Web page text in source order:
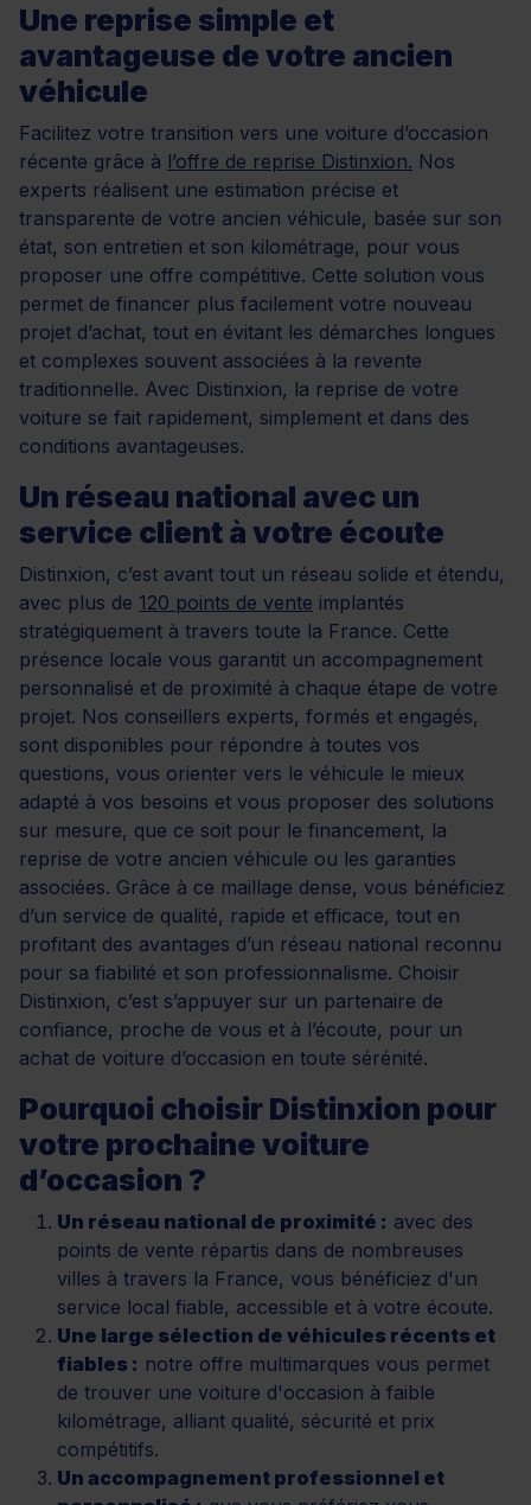
Une reprise simple et
avantageuse de votre ancien
véhicule
Facilitez votre transition vers une voiture d’occasion
récente grâce à l’offre de reprise Distinxion. Nos
experts réalisent une estimation précise et
transparente de votre ancien véhicule, basée sur son
état, son entretien et son kilométrage, pour vous
proposer une offre compétitive. Cette solution vous
permet de financer plus facilement votre nouveau
projet d’achat, tout en évitant les démarches longues
et complexes souvent associées à la revente
traditionnelle. Avec Distinxion, la reprise de votre
voiture se fait rapidement, simplement et dans des
conditions avantageuses.
Un réseau national avec un
service client à votre écoute
Distinxion, c’est avant tout un réseau solide et étendu,
avec plus de 120 points de vente implantés
stratégiquement à travers toute la France. Cette
présence locale vous garantit un accompagnement
personnalisé et de proximité à chaque étape de votre
projet. Nos conseillers experts, formés et engagés,
sont disponibles pour répondre à toutes vos
questions, vous orienter vers le véhicule le mieux
adapté à vos besoins et vous proposer des solutions
sur mesure, que ce soit pour le financement, la
reprise de votre ancien véhicule ou les garanties
associées. Grâce à ce maillage dense, vous bénéficiez
d’un service de qualité, rapide et efficace, tout en
profitant des avantages d’un réseau national reconnu
pour sa fiabilité et son professionnalisme. Choisir
Distinxion, c’est s’appuyer sur un partenaire de
confiance, proche de vous et à l’écoute, pour un
achat de voiture d’occasion en toute sérénité.
Pourquoi choisir Distinxion pour
votre prochaine voiture
d’occasion ?
Un réseau national de proximité : avec des
points de vente répartis dans de nombreuses
villes à travers la France, vous bénéficiez d'un
service local fiable, accessible et à votre écoute.
Une large sélection de véhicules récents et
fiables : notre offre multimarques vous permet
de trouver une voiture d'occasion à faible
kilométrage, alliant qualité, sécurité et prix
compétitifs.
Un accompagnement professionnel et